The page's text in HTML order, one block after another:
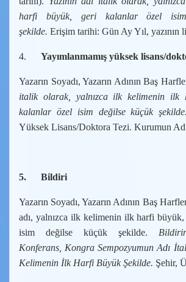
harfi büyük, geri kalanlar özel
şekilde. Erişim tarihi: Gün Ay Yıl, yazının
4. Yayımlanmamış yüksek lisans/
Yazarın Soyadı, Yazarın Adının Baş
italik olarak, yalnızca ilk kelimenin ilk
kalanlar özel isim değilse küçük
Yüksek Lisans/Doktora Tezi. Kurumun
5. Bildiri
Yazarın Soyadı, Yazarın Adının Baş
adı, yalnızca ilk kelimenin ilk harfi
isim değilse küçük şekilde.
Konferans, Kongra Sempozyumun Adı
Kelimenin İlk Harfi Büyük Şekilde. Şehir,